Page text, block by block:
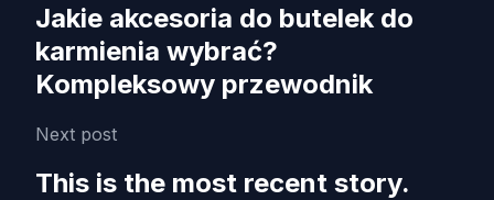
Jakie akcesoria do butelek do
karmienia wybrać?
Kompleksowy przewodnik
Next post
This is the most recent story.